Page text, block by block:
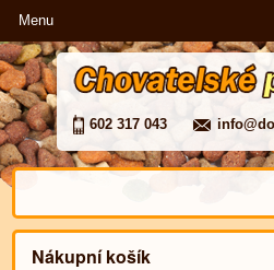
Menu
602 317 043
Nákupní košík